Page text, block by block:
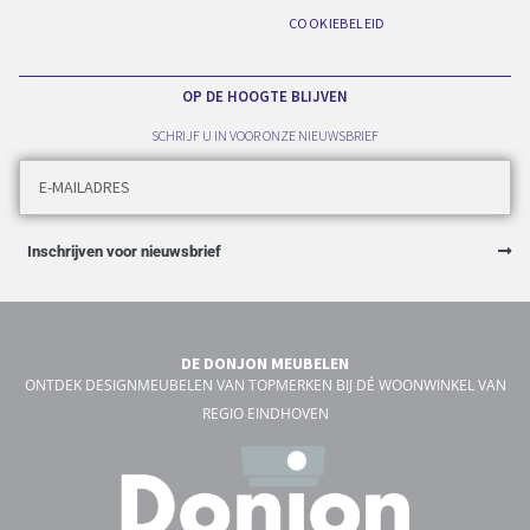
COOKIEBELEID
OP DE HOOGTE BLIJVEN
SCHRIJF U IN VOOR ONZE NIEUWSBRIEF
Inschrijven voor nieuwsbrief
DE DONJON MEUBELEN
ONTDEK DESIGNMEUBELEN VAN TOPMERKEN BIJ DÉ WOONWINKEL VAN
REGIO EINDHOVEN